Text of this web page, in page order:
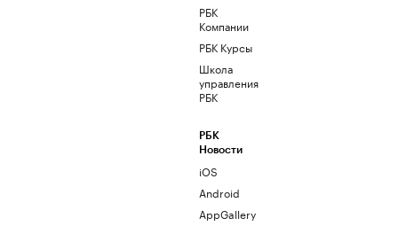
РБК
Компании
РБК Курсы
Школа
управления
РБК
РБК
Новости
iOS
Android
AppGallery